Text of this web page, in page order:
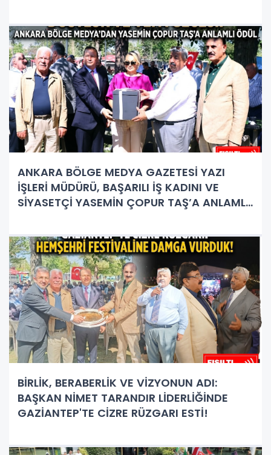
ANKARA BÖLGE MEDYA GAZETESİ YAZI
İŞLERİ MÜDÜRÜ, BAŞARILI İŞ KADINI VE
SİYASETÇİ YASEMİN ÇOPUR TAŞ’A ANLAMLI
BİRLİK, BERABERLİK VE VİZYONUN ADI:
BAŞKAN NİMET TARANDIR LİDERLİĞİNDE
GAZİANTEP'TE CİZRE RÜZGARI ESTİ!